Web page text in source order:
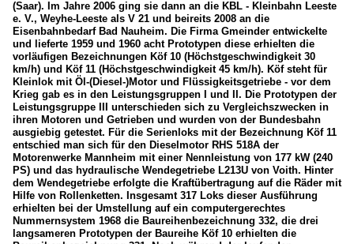
(Saar). Im Jahre 2006 ging sie dann an die KBL - Kleinbahn Leeste
e. V., Weyhe-Leeste als V 21 und beireits 2008 an die
Eisenbahnbedarf Bad Nauheim. Die Firma Gmeinder entwickelte
und lieferte 1959 und 1960 acht Prototypen diese erhielten die
vorläufigen Bezeichnungen Köf 10 (Höchstgeschwindigkeit 30
km/h) und Köf 11 (Höchstgeschwindigkeit 45 km/h). Köf steht für
Kleinlok mit Öl-(Diesel-)Motor und Flüssigkeitsgetriebe - vor dem
Krieg gab es in den Leistungsgruppen I und II. Die Prototypen der
Leistungsgruppe III unterschieden sich zu Vergleichszwecken in
ihren Motoren und Getrieben und wurden von der Bundesbahn
ausgiebig getestet. Für die Serienloks mit der Bezeichnung Köf 11
entschied man sich für den Dieselmotor RHS 518A der
Motorenwerke Mannheim mit einer Nennleistung von 177 kW (240
PS) und das hydraulische Wendegetriebe L213U von Voith. Hinter
dem Wendegetriebe erfolgte die Kraftübertragung auf die Räder mit
Hilfe von Rollenketten. Insgesamt 317 Loks dieser Ausführung
erhielten bei der Umstellung auf ein computergerechtes
Nummernsystem 1968 die Baureihenbezeichnung 332, die drei
langsameren Prototypen der Baureihe Köf 10 erhielten die